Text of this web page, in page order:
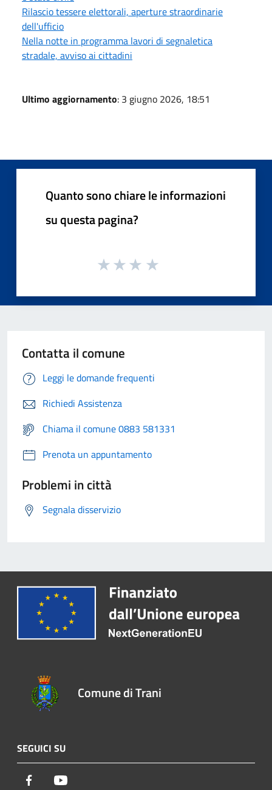
Rilascio tessere elettorali, aperture straordinarie
dell'ufficio
Nella notte in programma lavori di segnaletica
stradale, avviso ai cittadini
Ultimo aggiornamento: 3 giugno 2026, 18:51
Quanto sono chiare le informazioni
su questa pagina?
Contatta il comune
Leggi le domande frequenti
Richiedi Assistenza
Chiama il comune 0883 581331
Prenota un appuntamento
Problemi in città
Segnala disservizio
Comune di Trani
SEGUICI SU
Facebook